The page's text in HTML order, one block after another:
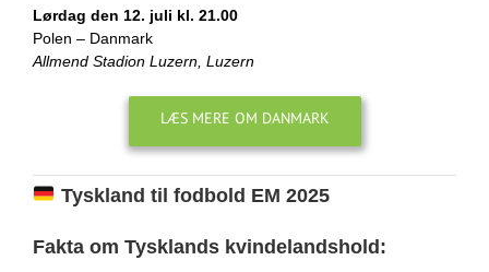
Lørdag den 12. juli kl. 21.00
Polen – Danmark
Allmend Stadion Luzern, Luzern
LÆS MERE OM DANMARK
Tyskland til fodbold EM 2025
Fakta om Tysklands kvindelandshold: